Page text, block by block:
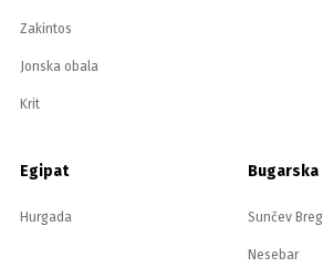
Zakintos
Jonska obala
Krit
Egipat
Hurgada
Bugarska
Sunčev Breg
Nesebar